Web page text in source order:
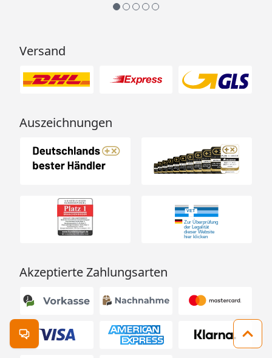
Versand
Auszeichnungen
Akzeptierte Zahlungsarten
Kontakt öffnen